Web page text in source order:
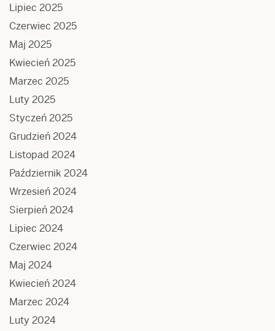
Lipiec 2025
Czerwiec 2025
Maj 2025
Kwiecień 2025
Marzec 2025
Luty 2025
Styczeń 2025
Grudzień 2024
Listopad 2024
Październik 2024
Wrzesień 2024
Sierpień 2024
Lipiec 2024
Czerwiec 2024
Maj 2024
Kwiecień 2024
Marzec 2024
Luty 2024